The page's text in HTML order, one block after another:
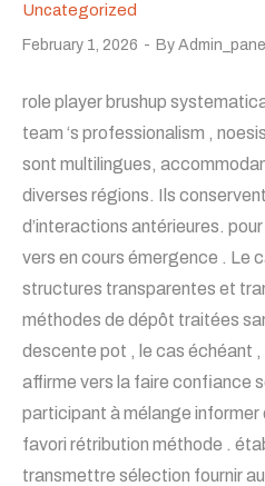
Uncategorized
February 1, 2026 By Admin_panel
role player brushup
team ‘s professionalism ,
sont multilingues,
diverses régions. Ils
d’interactions antérieures.
vers en cours émergence . Le
structures transparentes et
méthodes de dépôt traitées
descente pot , le cas échéant
affirme vers la faire confiance
participant à mélange
favori rétribution méthode .
transmettre sélection fournir